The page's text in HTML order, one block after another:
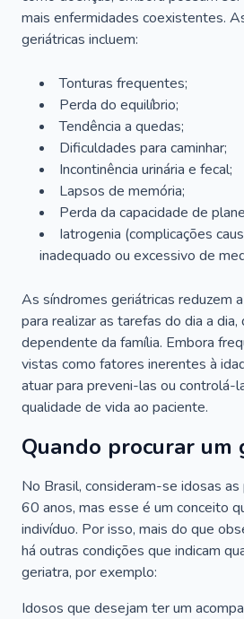
mais enfermidades coexistentes.
geriátricas incluem:
Tonturas frequentes;
Perda do equilíbrio;
Tendência a quedas;
Dificuldades para caminhar;
Incontinência urinária e fecal;
Lapsos de memória;
Perda da capacidade de
Iatrogenia (complicações
inadequado ou excessivo de
As síndromes geriátricas reduzem
para realizar as tarefas do dia a
dependente da família. Embora
vistas como fatores inerentes à
atuar para preveni-las ou controlá-
qualidade de vida ao paciente.
Quando procurar um
No Brasil, consideram-se idosas
60 anos, mas esse é um conceito
indivíduo. Por isso, mais do que
há outras condições que indicam
geriatra, por exemplo:
Idosos que desejam ter um